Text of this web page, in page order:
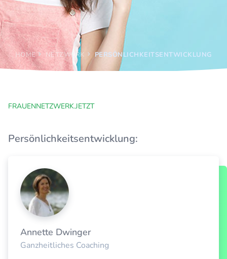
HOME NETZWERK PERSÖNLICHKEITSENTWICKLUNG
FRAUENNETZWERK.JETZT
Persönlichkeitsentwicklung:
Annette Dwinger
Ganzheitliches Coaching